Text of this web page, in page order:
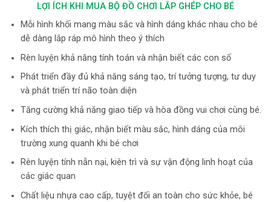
LỢI ÍCH KHI MUA BỘ ĐỒ CHƠI LẮP GHÉP CHO BÉ
Mỗi hình khối mang màu sắc và hình dáng khác nhau cho bé
dễ dàng lắp ráp mô hình theo ý thích
Rèn luyện khả năng tính toán và nhận biết các con số
Phát triển đầy đủ khả năng sáng tạo, trí tưởng tượng, tư duy
và phát triển trí não toàn diện
Tăng cường khả năng giao tiếp và hòa đồng vui chơi cùng bé.
Kích thích thị giác, nhận biết màu sắc, hình dáng của môi
trường xung quanh khi bé chơi
Rèn luyện tính nẫn nại, kiên trì và sự vận động linh hoạt của
các giác quan
Chất liệu nhựa cao cấp, tuyệt đối an toàn cho sức khỏe, bé